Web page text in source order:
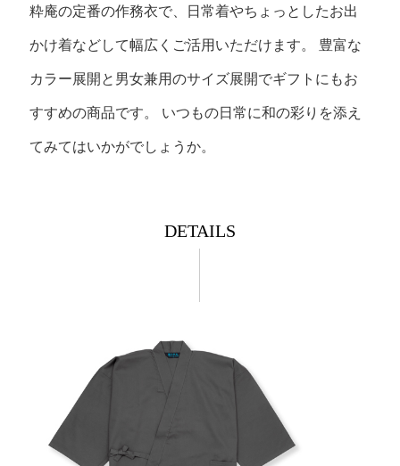
粋庵の定番の作務衣で、日常着やちょっとしたお出
かけ着などして幅広くご活用いただけます。 豊富な
カラー展開と男女兼用のサイズ展開でギフトにもお
すすめの商品です。 いつもの日常に和の彩りを添え
てみてはいかがでしょうか。
DETAILS